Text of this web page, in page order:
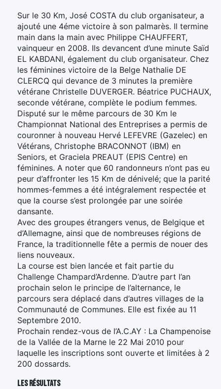
Sur le 30 Km, José COSTA du club organisateur, a
ajouté une 4éme victoire à son palmarès. Il termine
main dans la main avec Philippe CHAUFFERT,
vainqueur en 2008. Ils devancent d’une minute Saïd
EL KABDANI, également du club organisateur. Chez
les féminines victoire de la Belge Nathalie DE
CLERCQ qui devance de 3 minutes la première
vétérane Christelle DUVERGER. Béatrice PUCHAUX,
seconde vétérane, complète le podium femmes.
Disputé sur le même parcours de 30 Km le
Championnat National des Entreprises a permis de
couronner à nouveau Hervé LEFEVRE (Gazelec) en
Vétérans, Christophe BRACONNOT (IBM) en
Seniors, et Graciela PREAUT (EPIS Centre) en
féminines. A noter que 60 randonneurs n’ont pas eu
peur d’affronter les 15 Km de dénivelé; que la parité
hommes-femmes a été intégralement respectée et
que la course s’est prolongée par une soirée
dansante.
Avec des groupes étrangers venus, de Belgique et
d’Allemagne, ainsi que de nombreuses régions de
France, la traditionnelle fête a permis de nouer des
liens nouveaux.
La course est bien lancée et fait partie du
Challenge Champard’Ardenne. D’autre part l’an
prochain selon le principe de l’alternance, le
parcours sera déplacé dans d’autres villages de la
Communauté de Communes. Elle est fixée au 11
Septembre 2010.
Prochain rendez-vous de l’A.C.AY : La Champenoise
de la Vallée de la Marne le 22 Mai 2010 pour
laquelle les inscriptions sont ouverte et limitées à 2
200 dossards.
Les résultats